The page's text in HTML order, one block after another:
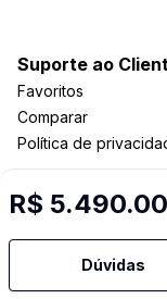
R$
Dúvidas
Suporte ao
Favoritos
Comparar
Política de